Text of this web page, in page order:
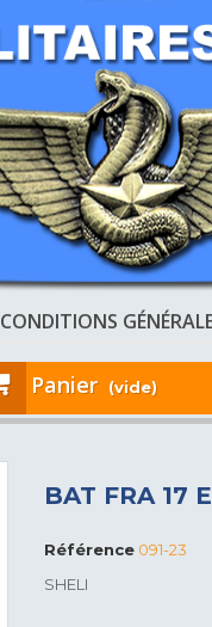
CONDITIONS
Panier (vide)
BAT FRA 17
Référence 091-23
SHELI